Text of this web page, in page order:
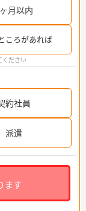
月以内
ころがあれば
ください
約社員
派遣
ます